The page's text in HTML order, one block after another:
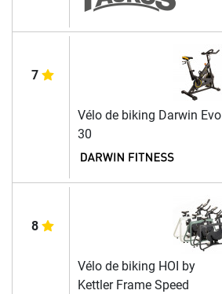
7
Vélo de biking Darwin Evo
30
8
Vélo de biking HOI by
Kettler Frame Speed